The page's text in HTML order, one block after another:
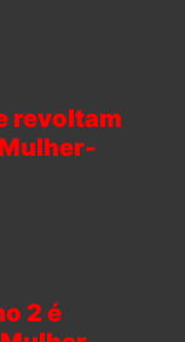
revoltam
2 é